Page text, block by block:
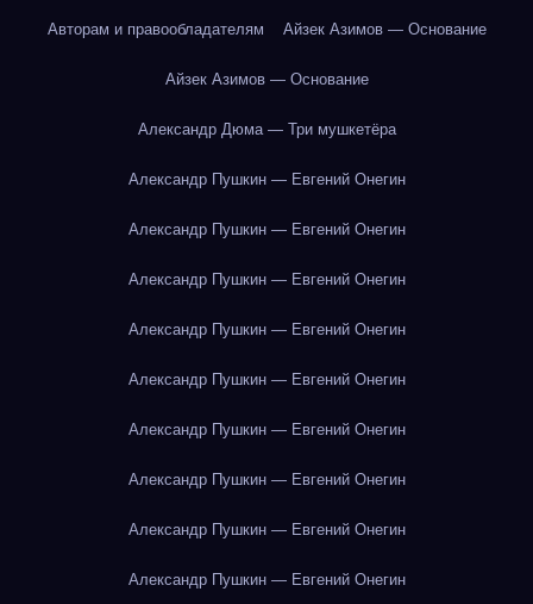
Авторам и правообладателям Айзек Азимов — Основание
Айзек Азимов — Основание
Александр Дюма — Три мушкетёра
Александр Пушкин — Евгений Онегин
Александр Пушкин — Евгений Онегин
Александр Пушкин — Евгений Онегин
Александр Пушкин — Евгений Онегин
Александр Пушкин — Евгений Онегин
Александр Пушкин — Евгений Онегин
Александр Пушкин — Евгений Онегин
Александр Пушкин — Евгений Онегин
Александр Пушкин — Евгений Онегин